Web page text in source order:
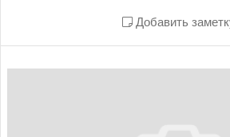
Добавить